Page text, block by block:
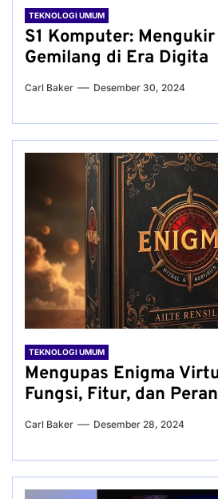
TEKNOLOGI UMUM
S1 Komputer:
Gemilang di Era Digita
Carl Baker Desember 30, 2024
TEKNOLOGI UMUM
Mengupas Enigma
Fungsi, Fitur, dan
Carl Baker Desember 28, 2024